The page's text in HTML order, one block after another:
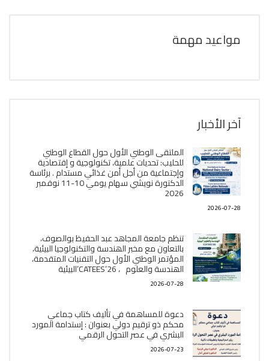
مواعيد مهمة
آخر الأخبار
الملتقى الوطني الأول حول القطاع الوطني
للحليب: تحديات علمية، تكنولوجية و إقتصادية
وإجتماعية من أجل أمن غذائي مستدام . برئاسة
الدكتورة نويشي سهام يومي 10-11 نوفمبر
2026
2026-07-28
تنظم جامعة المجاهد عبد الحفيظ بوالصوف،
بالتعاون مع مخبر الھندسة والتكنولوجيا البیئیة،
المؤتمر الوطني الأول حول التقنيات المتقدمة،
الھندسة والعلوم ، CATEES’26’البیئية
2026-07-28
دعوة للمساهمة في تأليف كتاب جماعي
محكم ذو ترقيم دولي بعنوان : إستدامة المورد
البشري في عصر التحول الرقمي
2026-07-23